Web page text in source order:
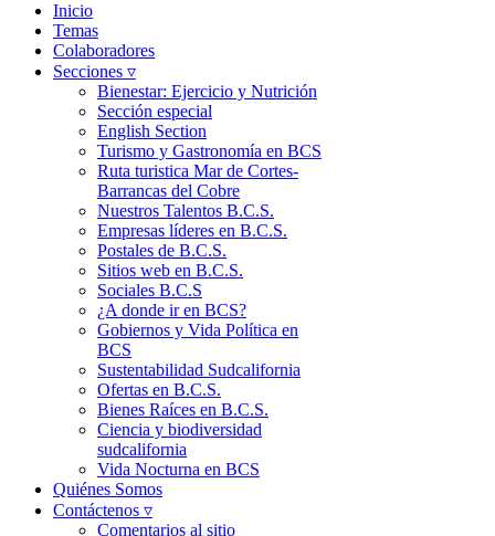
Inicio
Temas
Colaboradores
Secciones ▿
Bienestar: Ejercicio y Nutrición
Sección especial
English Section
Turismo y Gastronomía en BCS
Ruta turistica Mar de Cortes-
Barrancas del Cobre
Nuestros Talentos B.C.S.
Empresas líderes en B.C.S.
Postales de B.C.S.
Sitios web en B.C.S.
Sociales B.C.S
¿A donde ir en BCS?
Gobiernos y Vida Política en
BCS
Sustentabilidad Sudcalifornia
Ofertas en B.C.S.
Bienes Raíces en B.C.S.
Ciencia y biodiversidad
sudcalifornia
Vida Nocturna en BCS
Quiénes Somos
Contáctenos ▿
Comentarios al sitio